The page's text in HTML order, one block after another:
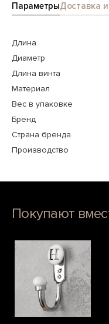
ПараметрыДоставка
Длина
Диаметр
Длина винта
Материал
Вес в упаковке
Бренд
Страна бренда
Производство
Покупают